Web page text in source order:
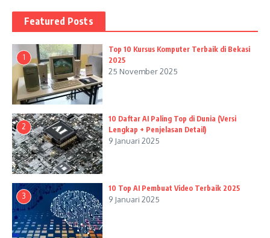
Featured Posts
1
Top 10 Kursus Komputer Terbaik di Bekasi
2025
25 November 2025
2
10 Daftar AI Paling Top di Dunia (Versi
Lengkap + Penjelasan Detail)
9 Januari 2025
3
10 Top AI Pembuat Video Terbaik 2025
9 Januari 2025